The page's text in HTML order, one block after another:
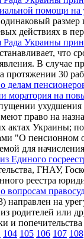
помощи
действиях в
Рада Украины
что
В случае
протяжении 30
делам
моратория на
право на
актах Украины;
"О пенсионном
для
Единого
ГНАУ,
реестра
вопросам
направлен на
из родителей или
и
104 105 106 107 108